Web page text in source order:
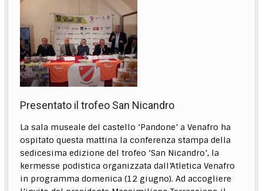
Presentato il trofeo San Nicandro
La sala museale del castello ‘Pandone’ a Venafro ha
ospitato questa mattina la conferenza stampa della
sedicesima edizione del trofeo ‘San Nicandro’, la
kermesse podistica organizzata dall’Atletica Venafro
in programma domenica (12 giugno). Ad accogliere